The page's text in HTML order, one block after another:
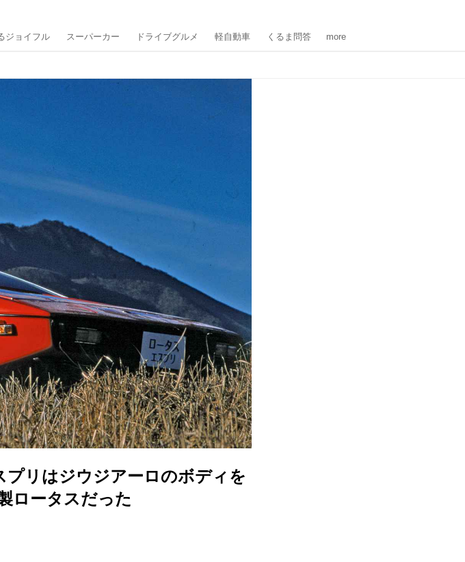
ジョイフル スーパーカー ドライブグルメ 軽自動車 くるま問答 more
プリはジウジアーロのボディを
ロータスだった